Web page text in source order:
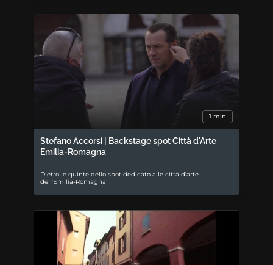
1 min
Stefano Accorsi | Backstage spot Città d'Arte
Emilia-Romagna
Dietro le quinte dello spot dedicato alle città d'arte
dell'Emilia-Romagna